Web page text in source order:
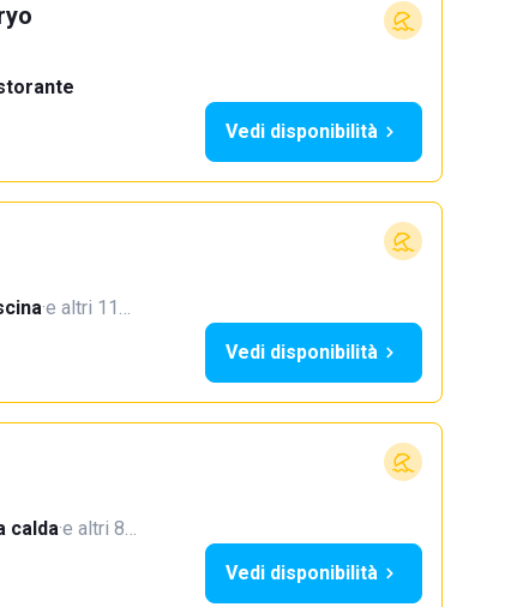
Vedi disponibilità
·e altri 11…
Vedi disponibilità
calda·e altri 8…
Vedi disponibilità